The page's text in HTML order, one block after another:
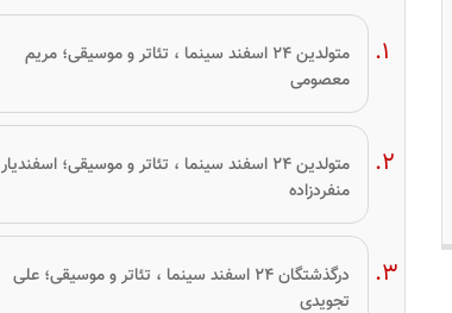
متولدین ۲۴ اسفند سینما ، تئاتر و موسیقی؛ مریم
معصومی
متولدین ۲۴ اسفند سینما ، تئاتر و موسیقی؛ اسفندیار
منفردزاده
درگذشتگان ۲۴ اسفند سینما ، تئاتر و موسیقی؛ علی
تجویدی